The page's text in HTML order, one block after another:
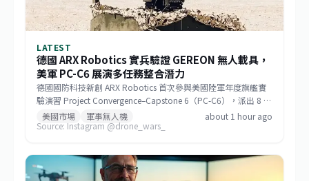
LATEST
德國 ARX Robotics 實兵驗證 GEREON 無人載具，
美軍 PC-C6 展演多任務整合潛力
德國國防科技新創 ARX Robotics 首次參與美國陸軍年度旗艦實
驗演習 Project Convergence–Capstone 6（PC-C6），派出 8 輛
GEREON 無人地面載具，在加州沙漠環境中完成偵察、反無人
機、電子戰、後勤與傷患後送等指定情境。演習結果將直接影響
增添其戰場可信度。此舉揭示地面無人系統正從輔助角色躍升為
多領域作戰的關鍵節點，也為各國陸軍現代化提供參考路徑。
美國市場 軍事無人機
about 1 hour ago
Source: Instagram @drone_wars_